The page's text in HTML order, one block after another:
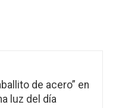
de acero” en
luz del día